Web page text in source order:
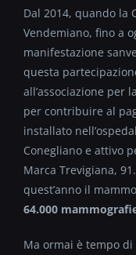
Dal 2014, quando la
Vendemiano, fino a
manifestazione
questa
all’associazione per
per contribuire al
installato
Conegliano e attivo
Marca Trevigiana,
quest’anno il
64.000
Ma ormai è tempo di